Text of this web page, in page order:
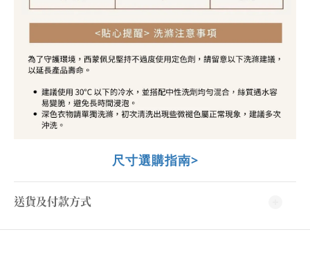
尺寸選購指南>
送貨及付款方式